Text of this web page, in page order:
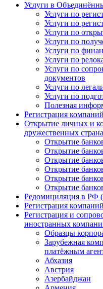
Услуги в
Услуги по
Услуги по
Услуги по
Услуги по
Услуги по
Услуги по
Услуги по
документов
Услуги по
Услуги по
Полезная
Регистрация
Открытие личных и
дружественных
Открытие
Открытие
Открытие
Открытие
Открытие
Открытие
Редомициляция в РФ
Регистрация
Регистрация и
иностранных
Образцы
Зарубежная
платёжным
Абхазия
Австрия
Азербайджан